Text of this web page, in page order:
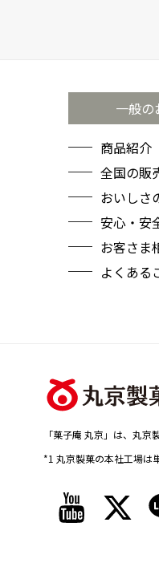
一般の
商品紹介
全国の販
おいしさ
安心・安
お客さま
よくある
「菓子庵 丸京」は、丸京
*1 丸京製菓の本社工場は
Y
T